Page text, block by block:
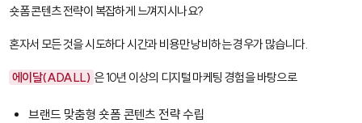
숏폼 콘텐츠 전략이 복잡하게 느껴지시나요?
혼자서 모든 것을 시도하다 시간과 비용만 낭비하는 경우가 많습니다.
에이달(ADALL) 은 10년 이상의 디지털 마케팅 경험을 바탕으로
브랜드 맞춤형 숏폼 콘텐츠 전략 수립